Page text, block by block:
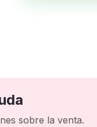
sobre la venta.